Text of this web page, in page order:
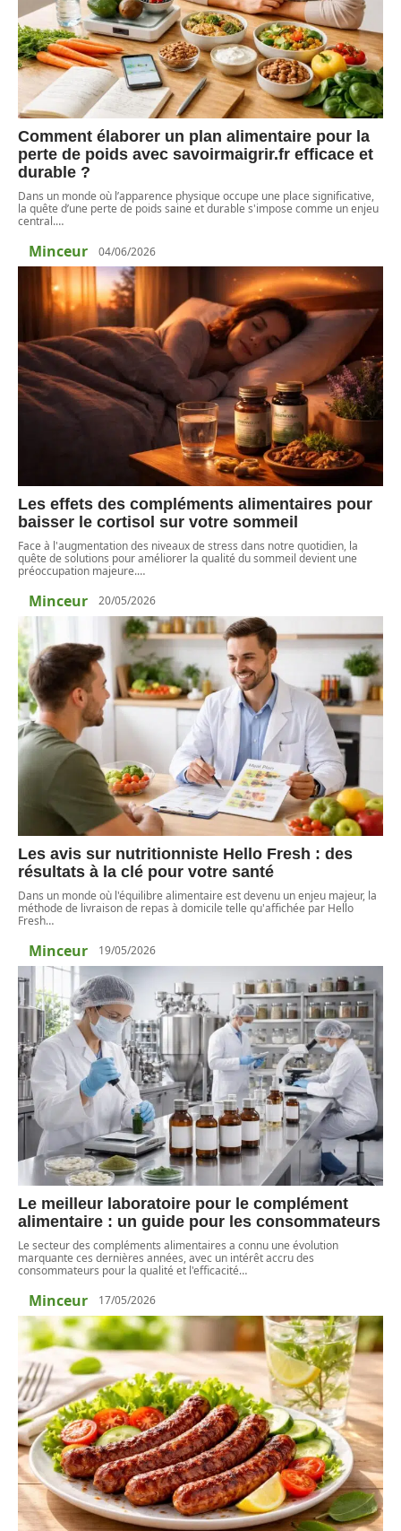
Comment élaborer un plan alimentaire pour la
perte de poids avec savoirmaigrir.fr efficace et
durable ?
Dans un monde où l’apparence physique occupe une place significative,
la quête d’une perte de poids saine et durable s'impose comme un enjeu
central.…
Minceur 04/06/2026
Les effets des compléments alimentaires pour
baisser le cortisol sur votre sommeil
Face à l'augmentation des niveaux de stress dans notre quotidien, la
quête de solutions pour améliorer la qualité du sommeil devient une
préoccupation majeure.…
Minceur 20/05/2026
Les avis sur nutritionniste Hello Fresh : des
résultats à la clé pour votre santé
Dans un monde où l'équilibre alimentaire est devenu un enjeu majeur, la
méthode de livraison de repas à domicile telle qu'affichée par Hello
Fresh…
Minceur 19/05/2026
Le meilleur laboratoire pour le complément
alimentaire : un guide pour les consommateurs
Le secteur des compléments alimentaires a connu une évolution
marquante ces dernières années, avec un intérêt accru des
consommateurs pour la qualité et l'efficacité…
Minceur 17/05/2026